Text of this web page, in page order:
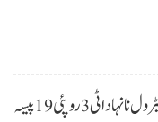
حکومت نا کنڈ آن پیٹرولیم نا نہاد آتیٹی کمتی نا پڑو،پیٹرول نا نہاد اٹی 3 روپئی 19 پیسہ